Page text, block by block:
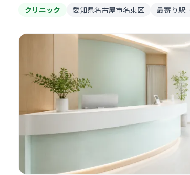
クリニック 愛知県名古屋市名東区 最寄り駅: